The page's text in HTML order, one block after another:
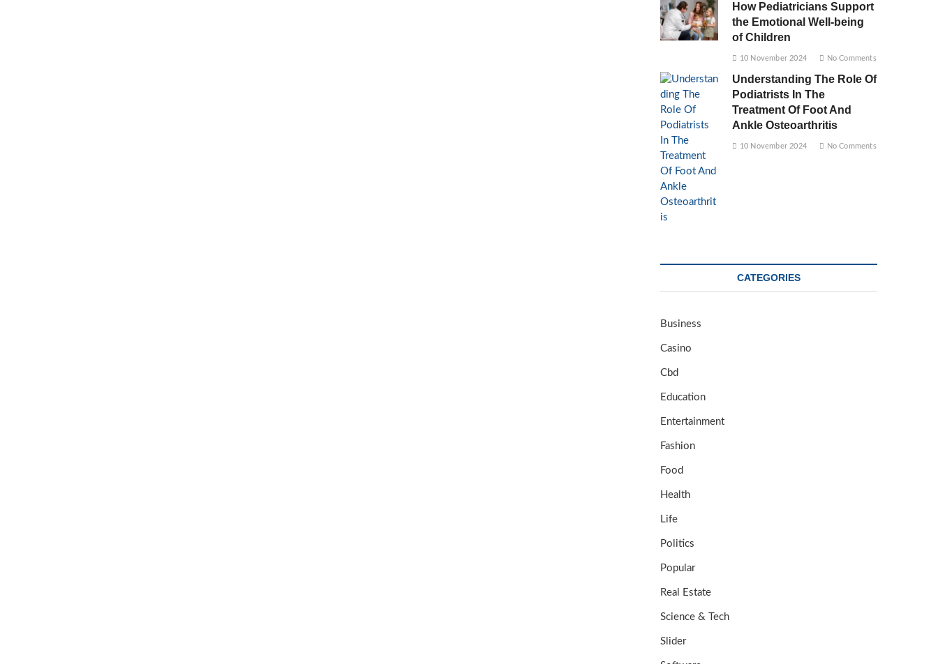
How Pediatricians Support
the Emotional Well-being
of Children
10 November 2024 No Comments
Understanding The Role Of
Podiatrists In The
Treatment Of Foot And
Ankle Osteoarthritis
10 November 2024 No Comments
CATEGORIES
Business
Casino
Cbd
Education
Entertainment
Fashion
Food
Health
Life
Politics
Popular
Real Estate
Science & Tech
Slider